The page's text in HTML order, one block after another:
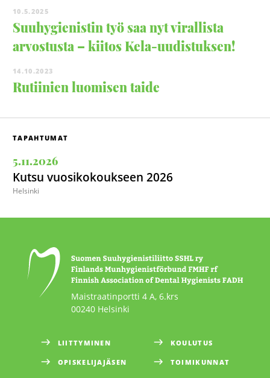
10.5.2025
Suuhygienistin työ saa nyt virallista
arvostusta – kiitos Kela-uudistuksen!
14.10.2023
Rutiinien luomisen taide
TAPAHTUMAT
5.11.2026
Kutsu vuosikokoukseen 2026
Helsinki
Maistraatinportti 4 A, 6.krs
00240 Helsinki
LIITTYMINEN
OPISKELIJAJÄSEN
KOULUTUS
TOIMIKUNNAT